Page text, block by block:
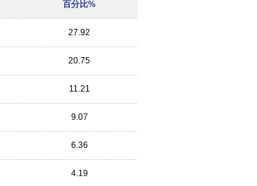
百分比%
27.92
20.75
11.21
9.07
6.36
4.19